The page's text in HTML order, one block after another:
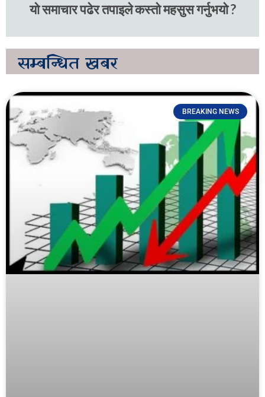
यो समाचार पढेर तपाइले कस्तो महसुस गर्नुभयो ?
सम्बन्धित खबर
BREAKING NEWS